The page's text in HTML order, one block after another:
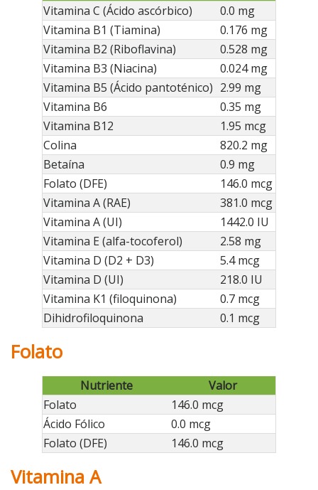
Vitamina C (Ácido ascórbico)
0.0 mg
Vitamina B1 (Tiamina)
0.176 mg
Vitamina B2 (Riboflavina)
0.528 mg
Vitamina B3 (Niacina)
0.024 mg
Vitamina B5 (Ácido pantoténico) 2.99 mg
Vitamina B6
0.35 mg
Vitamina B12
1.95 mcg
Colina
820.2 mg
Betaína
0.9 mg
Folato (DFE)
146.0 mcg
Vitamina A (RAE)
381.0 mcg
Vitamina A (UI)
1442.0 IU
Vitamina E (alfa-tocoferol)
2.58 mg
Vitamina D (D2 + D3)
5.4 mcg
Vitamina D (UI)
218.0 IU
Vitamina K1 (filoquinona)
0.7 mcg
Dihidrofiloquinona
0.1 mcg
Folato
Nutriente
Valor
Folato
146.0 mcg
Ácido Fólico
0.0 mcg
Folato (DFE)
146.0 mcg
Vitamina A